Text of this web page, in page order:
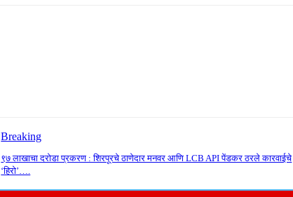
Breaking
९७ लाखाचा दरोडा प्रकरण : शिरपूरचे ठाणेदार मनवर आणि LCB API पेंडकर ठरले कारवाईचे
‘हिरो’….